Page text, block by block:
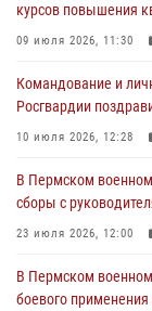
09 июля 2026, 11:30
по набору
проходивших
08 июля 2026, 09:36
Военнослужащие
чемпионате войск
боксу
В Росгвардии
курсов повышения
09 июля 2026, 11:30
Командование и
Росгвардии
10 июля 2026, 12:28
В Пермском военном
сборы с
23 июля 2026, 12:00
В Пермском военном
боевого